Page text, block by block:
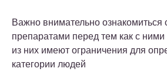
Важно внимательно ознакомиться
препаратами перед тем как с
из них имеют ограничения для
категории людей